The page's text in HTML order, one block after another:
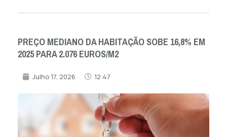
PREÇO MEDIANO DA HABITAÇÃO SOBE 16,8% EM
2025 PARA 2.076 EUROS/M2
Julho 17, 2026 12:47